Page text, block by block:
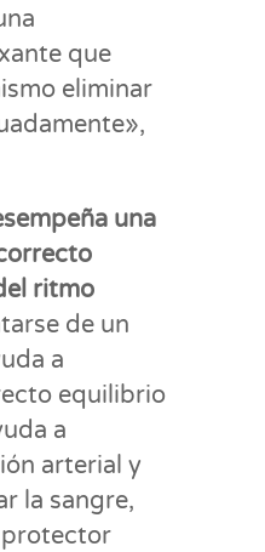
que
eliminar
una
ritmo
de un
a
equilibrio
a
arterial y
la sangre,
protector